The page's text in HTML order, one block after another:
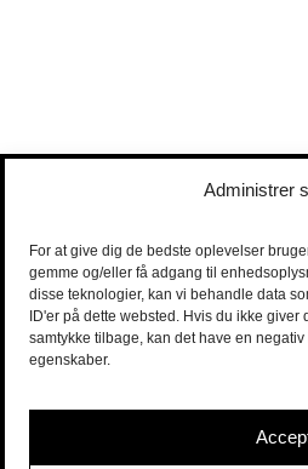
Administrer
For at give dig de bedste oplevelser
gemme og/eller få adgang til
disse teknologier, kan vi behandle data
ID'er på dette websted. Hvis du ikke
samtykke tilbage, kan det have en
egenskaber.